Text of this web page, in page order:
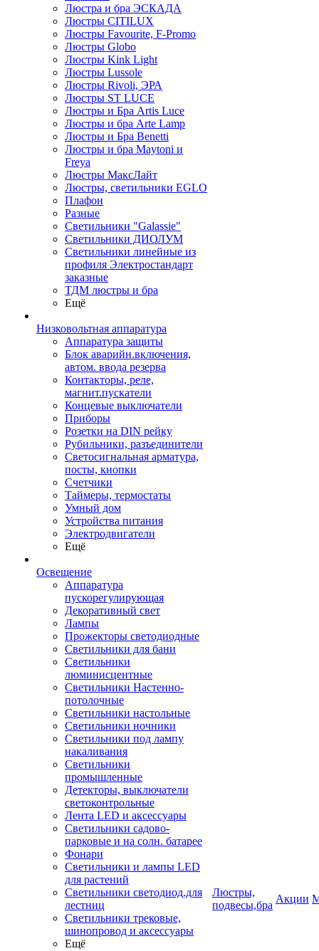
Люстра и бра ЭСКАДА
Люстры CITILUX
Люстры Favourite, F-Promo
Люстры Globo
Люстры Kink Light
Люстры Lussole
Люстры Rivoli, ЭРА
Люстры ST LUCE
Люстры и Бра Artis Luce
Люстры и бра Arte Lamp
Люстры и Бра Benetti
Люстры и бра Maytoni и
Freya
Люстры МаксЛайт
Люстры, светильники EGLO
Плафон
Разные
Светильники "Galassie"
Светильники ДИОЛУМ
Светильники линейные из
профиля Электростандарт
заказные
ТДМ люстры и бра
Ещё
Низковольтная аппаратура
Аппаратура защиты
Блок аварийн.включения,
автом. ввода резерва
Контакторы, реле,
магнит.пускатели
Концевые выключатели
Приборы
Розетки на DIN рейку
Рубильники, разъединители
Светосигнальная арматура,
посты, кнопки
Счетчики
Таймеры, термостаты
Умный дом
Устройства питания
Электродвигатели
Ещё
Освещение
Аппаратура
пускорегулирующая
Декоративный свет
Лампы
Прожекторы светодиодные
Светильники для бани
Светильники
люминисцентные
Светильники Настенно-
потолочные
Светильники настольные
Светильники ночники
Светильники под лампу
накаливания
Светильники
промышленные
Детекторы, выключатели
светоконтрольные
Лента LED и аксессуары
Светильники садово-
парковые и на солн. батарее
Фонари
Светильники и лампы LED
для растений
Светильники светодиод.для
лестниц
Светильники трековые,
шинопровод и аксессуары
Ещё
Люстры,
подвесы,бра
Акции